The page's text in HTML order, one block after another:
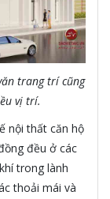
trang trí cũng
vị trí.
nội thất căn hộ
đều ở các
trong lành
thoải mái và